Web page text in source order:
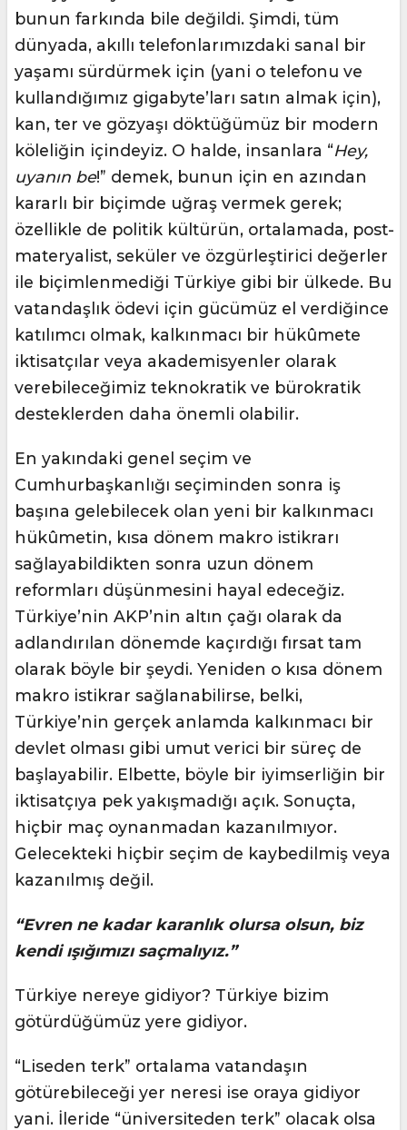
bunun farkında bile değildi. Şimdi, tüm
dünyada, akıllı telefonlarımızdaki sanal bir
yaşamı sürdürmek için (yani o telefonu ve
kullandığımız gigabyte’ları satın almak için),
kan, ter ve gözyaşı döktüğümüz bir modern
köleliğin içindeyiz. O halde, insanlara “Hey,
uyanın be!” demek, bunun için en azından
kararlı bir biçimde uğraş vermek gerek;
özellikle de politik kültürün, ortalamada, post-
materyalist, seküler ve özgürleştirici değerler
ile biçimlenmediği Türkiye gibi bir ülkede. Bu
vatandaşlık ödevi için gücümüz el verdiğince
katılımcı olmak, kalkınmacı bir hükûmete
iktisatçılar veya akademisyenler olarak
verebileceğimiz teknokratik ve bürokratik
desteklerden daha önemli olabilir.
En yakındaki genel seçim ve
Cumhurbaşkanlığı seçiminden sonra iş
başına gelebilecek olan yeni bir kalkınmacı
hükûmetin, kısa dönem makro istikrarı
sağlayabildikten sonra uzun dönem
reformları düşünmesini hayal edeceğiz.
Türkiye’nin AKP’nin altın çağı olarak da
adlandırılan dönemde kaçırdığı fırsat tam
olarak böyle bir şeydi. Yeniden o kısa dönem
makro istikrar sağlanabilirse, belki,
Türkiye’nin gerçek anlamda kalkınmacı bir
devlet olması gibi umut verici bir süreç de
başlayabilir. Elbette, böyle bir iyimserliğin bir
iktisatçıya pek yakışmadığı açık. Sonuçta,
hiçbir maç oynanmadan kazanılmıyor.
Gelecekteki hiçbir seçim de kaybedilmiş veya
kazanılmış değil.
“Evren ne kadar karanlık olursa olsun, biz
kendi ışığımızı saçmalıyız.”
Türkiye nereye gidiyor? Türkiye bizim
götürdüğümüz yere gidiyor.
“Liseden terk” ortalama vatandaşın
götürebileceği yer neresi ise oraya gidiyor
yani. İleride “üniversiteden terk” olacak olsa